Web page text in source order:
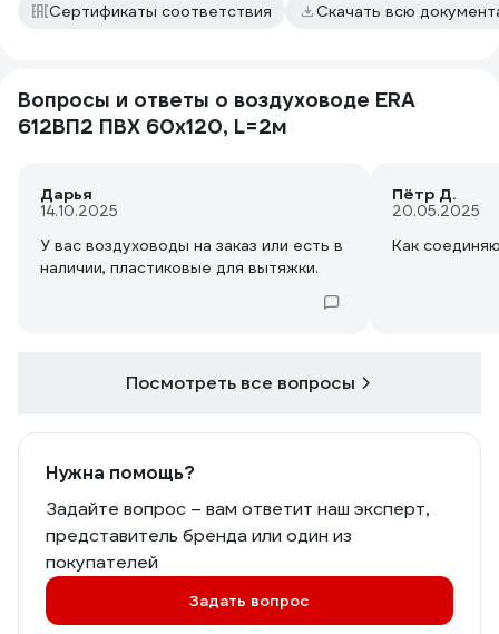
Сертификаты соответствия Скачать всю
Вопросы и ответы о воздуховоде ERA
612ВП2 ПВХ 60х120, L=2м
Дарья
14.10.2025
У вас воздуховоды на заказ или есть в
наличии, пластиковые для вытяжки.
Пётр Д.
20.05.2025
Как
Посмотреть все вопросы
Нужна помощь?
Задайте вопрос – вам ответит наш эксперт,
представитель бренда или один из
покупателей
Задать вопрос